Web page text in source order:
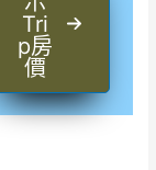
Tri
p房
價